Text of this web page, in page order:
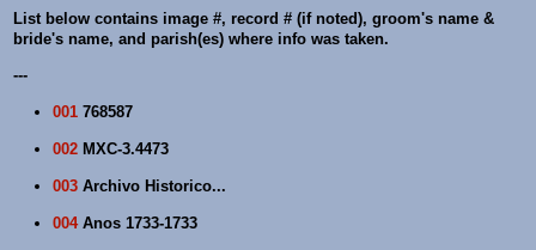
List below contains image #, record # (if noted), groom's name &
bride's name, and parish(es) where info was taken.
---
001 768587
002 MXC-3.4473
003 Archivo Historico...
004Anos 1733-1733